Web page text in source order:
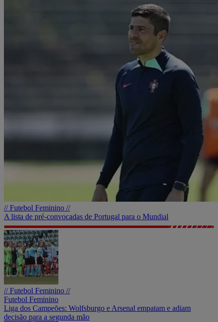
// Futebol Feminino //
A lista de pré-convocadas de Portugal para o Mundial
// Futebol Feminino //
Futebol Feminino
Liga dos Campeões: Wolfsburgo e Arsenal empatam e adiam
decisão para a segunda mão